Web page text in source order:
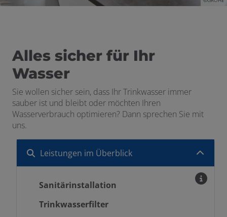
Alles sicher für Ihr
Wasser
Sie wollen sicher sein, dass Ihr Trinkwasser immer
sauber ist und bleibt oder möchten Ihren
Wasserverbrauch optimieren? Dann sprechen Sie mit
uns.
Leistungen im Überblick
Sanitärinstallation
Trinkwasserfilter